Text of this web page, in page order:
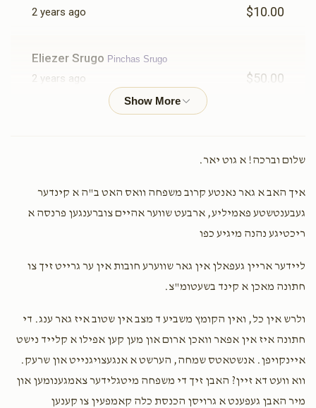
דירה חתן כלה
יום החופה
$3,600.00
$4,000.00
שבת שבע ברכות
$6,500.00
זאַל חתונה נאכט
$7,200.00
2 years ago $10.00
Eliezer Srugo Pinchas Srugo
2 years ago $50.00
Hershy WeissPinchas Srugo
2 years ago $18.00
פאר פינקי אלעס
$36.00
שאוליPinchas Srugo
2 years ago $50.00
שלום וברכה! א גוט יאר.
איך האב א גאר נאנטע קרוב משפחה וואס האט ב"ה א קינדער
געבענטשטע פאמיליע, ארבעט שווער אהיים צוברענגען פרנסה א
ריכטיגע נהנה מיגיע כפו
ליידער אריין געפאלן אין גאר שווערע חובות אין ער גרייט זיך צו
חתונה מאכן א קינד בשעטומ"צ.
ולרש אין כל, ואין הקומץ משביע ד מצב אין שטוב איז גאר ענג. די
חתונה איז אין אפאר וואכן ארום און מען קען אפילו א קלייד נישט
איינקויפן. אנשטאטס שמחה, הערשט א אנגעצויגנייט און שרעק.
ווא וועט דא זיין? האבן זיך די משפחה מיטגלידער צאמגענומען און
מיר האבן געפענט א גרויסן הכנסת כלה קאמפעין צו קענען